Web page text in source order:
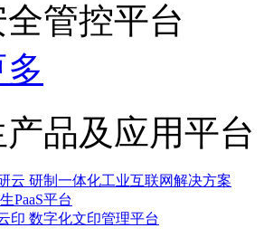
管控平台
品及应用平台
云 研制一体化工业互联网解决方案
PaaS平台
印 数字化文印管理平台